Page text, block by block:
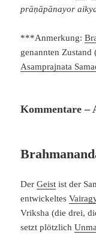
prāṇāpānayor
***Anmerkung:
genannten Zustand
Asamprajnata
Kommentare –
DerGeist ist der
entwickeltes
Vriksha (die drei,
setzt plötzlich